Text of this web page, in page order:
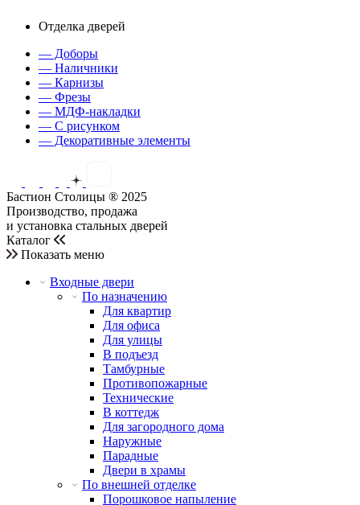
Отделка дверей
— Доборы
— Наличники
— Карнизы
— Фрезы
— МДФ-накладки
— С рисунком
— Декоративные элементы
Бастион Столицы ® 2025
Производство, продажа
и установка стальных дверей
Каталог
Показать меню
Входные двери
По назначению
Для квартир
Для офиса
Для улицы
В подъезд
Тамбурные
Противопожарные
Технические
В коттедж
Для загородного дома
Наружные
Парадные
Двери в храмы
По внешней отделке
Порошковое напыление